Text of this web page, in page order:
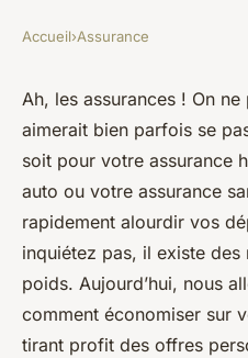
Comment
primes
offres
lothaire•6 novembre 2023 •5
Accueil›Assurance
Ah, les assurances ! On ne
aimerait bien parfois se
soit pour votre assurance
auto ou votre assurance
rapidement alourdir vos
inquiétez pas, il existe
poids. Aujourd’hui, nous
comment économiser sur
tirant profit des offres